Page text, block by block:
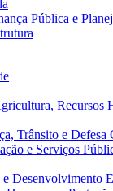
Pública e
Recursos
Trânsito e Defesa
e Serviços
Desenvolvimento